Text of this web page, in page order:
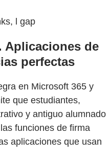
l gap
Aplicaciones de
perfectas
en Microsoft 365 y
que estudiantes,
y antiguo alumnado
funciones de firma
aplicaciones que usan